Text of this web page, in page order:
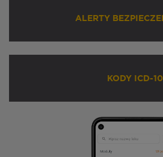
ALERTY
KODY ICD-10